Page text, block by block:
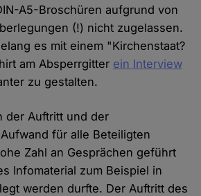
A5-Broschüren aufgrund von
(!) nicht zugelassen.
es mit einem "Kirchenstaat?
am Absperrgitter ein Interview
zu gestalten.
der Auftritt und der
für alle Beteiligten
Zahl an Gesprächen geführt
Infomaterial zum Beispiel in
werden durfte. Der Auftritt des